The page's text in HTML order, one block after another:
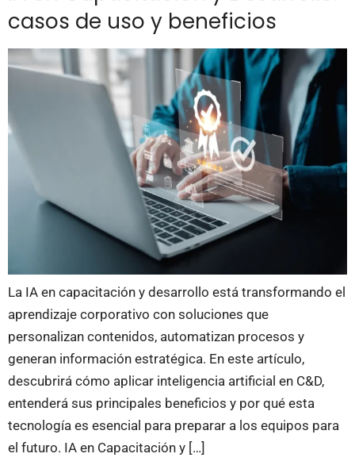
casos de uso y beneficios
La IA en capacitación y desarrollo está transformando el
aprendizaje corporativo con soluciones que
personalizan contenidos, automatizan procesos y
generan información estratégica. En este artículo,
descubrirá cómo aplicar inteligencia artificial en C&D,
entenderá sus principales beneficios y por qué esta
tecnología es esencial para preparar a los equipos para
el futuro. IA en Capacitación y […]